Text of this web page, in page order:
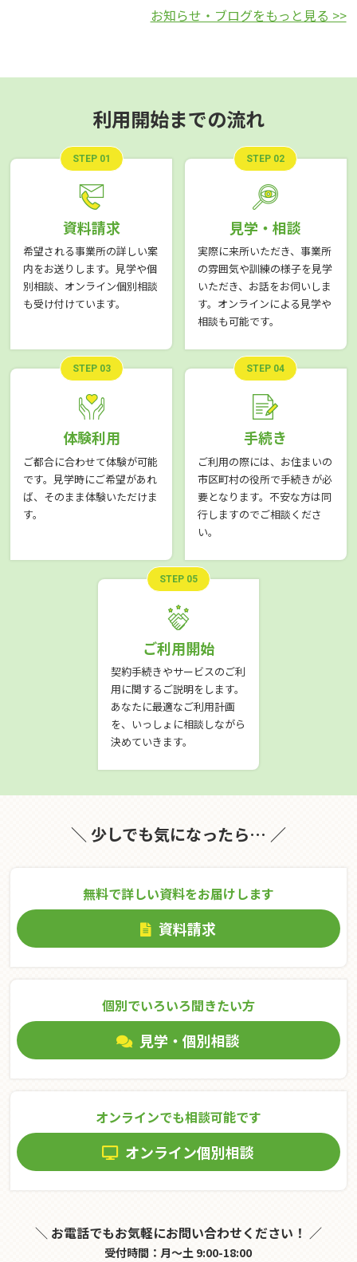
お知らせ・ブログをもっと見る >>
利用開始までの流れ
STEP 01
資料請求
希望される事業所の詳しい案
内をお送りします。見学や個
別相談、オンライン個別相談
も受け付けています。
STEP 02
見学・相談
実際に来所いただき、事業所
の雰囲気や訓練の様子を見学
いただき、お話をお伺いしま
す。オンラインによる見学や
相談も可能です。
STEP 03
体験利用
ご都合に合わせて体験が可能
です。見学時にご希望があれ
ば、そのまま体験いただけま
す。
STEP 04
手続き
ご利用の際には、お住まいの
市区町村の役所で手続きが必
要となります。不安な方は同
行しますのでご相談くださ
い。
STEP 05
ご利用開始
契約手続きやサービスのご利
用に関するご説明をします。
あなたに最適なご利用計画
を、いっしょに相談しながら
決めていきます。
＼ 少しでも気になったら… ／
無料で詳しい資料をお届けします
資料請求
個別でいろいろ聞きたい⽅
見学・個別相談
オンラインでも相談可能です
オンライン個別相談
＼ お電話でもお気軽にお問い合わせください！ ／
受付時間：月～土 9:00-18:00